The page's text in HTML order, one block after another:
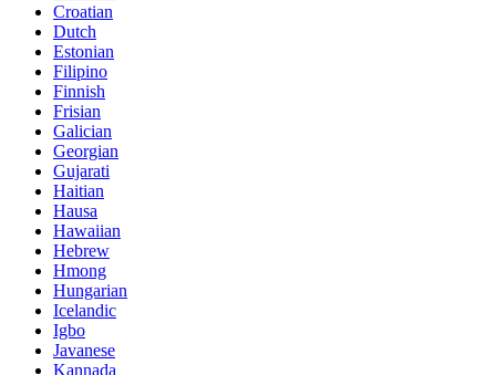
Croatian
Dutch
Estonian
Filipino
Finnish
Frisian
Galician
Georgian
Gujarati
Haitian
Hausa
Hawaiian
Hebrew
Hmong
Hungarian
Icelandic
Igbo
Javanese
Kannada